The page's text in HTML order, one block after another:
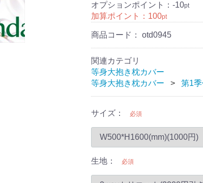
オプションポイント： -10pt
加算ポイント： 100pt
商品コード： otd0945
関連カテゴリ
等身大抱き枕カバー
等身大抱き枕カバー
第1
サイズ： 必須
生地： 必須